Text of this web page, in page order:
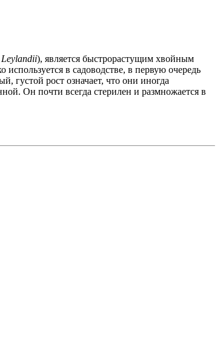
Leylandii), является быстрорастущим хвойным
используется в садоводстве, в первую очередь
густой рост означает, что они иногда
Он почти всегда стерилен и размножается в